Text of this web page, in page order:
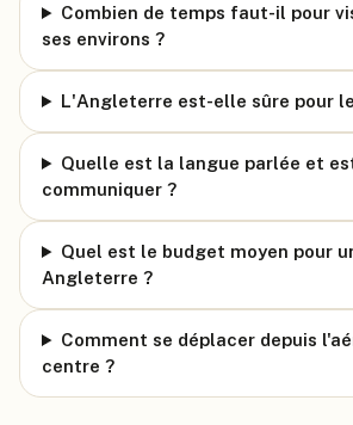
Combien de temps faut-il pour
ses environs ?
L'Angleterre est-elle sûre pour
Quelle est la langue parlée et
communiquer ?
Quel est le budget moyen pour
Angleterre ?
Comment se déplacer depuis
centre ?